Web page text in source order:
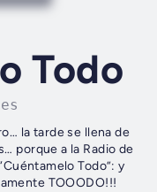
Todo
la tarde se llena de
porque a la Radio de
Todo”: y
TOOODO!!!